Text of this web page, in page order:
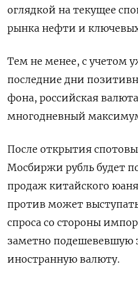
оглядкой на текущее
рынка нефти и
Тем не менее, с учетом
последние дни
фона, российская
многодневный
После открытия
Мосбиржи рубль будет
продаж китайского
против может
спроса со стороны
заметно подешевевшую
иностранную валюту.